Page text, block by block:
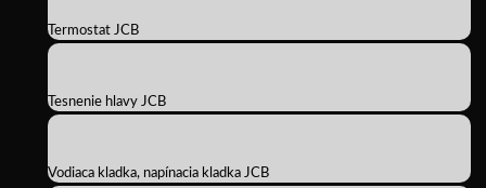
Termostat JCB
Tesnenie hlavy JCB
Vodiaca kladka, napínacia kladka JCB